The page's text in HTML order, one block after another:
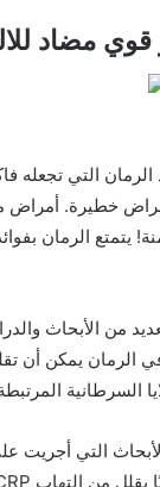
الرمان التي تجعله
خطيرة. أمراض
يتمتع الرمان
من الأبحاث
الرمان يمكن أن
السرطانية